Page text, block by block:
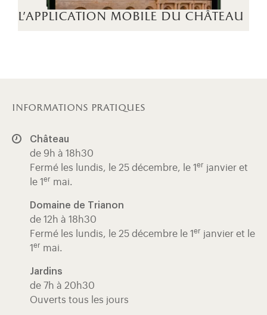
l'application mobile du château
informations pratiques
Château
de 9h à 18h30
Fermé les lundis, le 25 décembre, le 1 er janvier et
le 1 er mai.
Domaine de Trianon
de 12h à 18h30
Fermé les lundis, le 25 décembre le 1 er janvier et le
1 er mai.
Jardins
de 7h à 20h30
Ouverts tous les jours